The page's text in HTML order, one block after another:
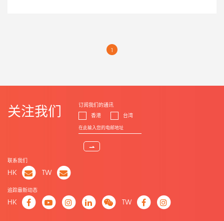
1
关注我们
订阅我们的通讯
香港
台湾
⇀
联系我们
HK TW
追踪最新动态
HK TW